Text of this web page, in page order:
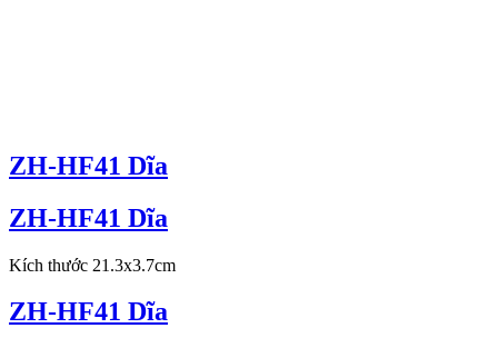
ZH-HF41 Dĩa
ZH-HF41 Dĩa
Kích thước 21.3x3.7cm
ZH-HF41 Dĩa